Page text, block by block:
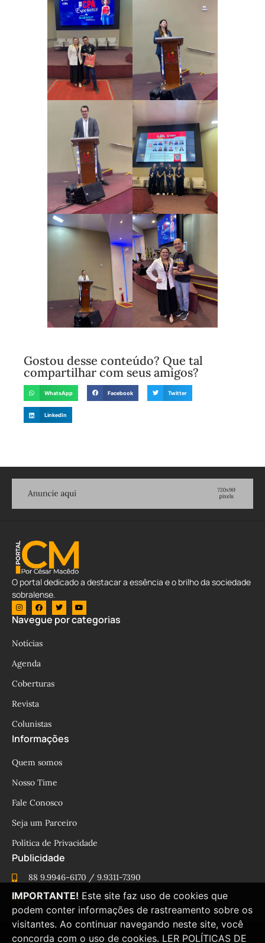
Gostou desse conteúdo? Que tal
compartilhar com seus amigos?
WhatsApp Facebook Twitter
LinkedIn
O portal dedicado a destacar a essência e o brilho da sociedade
sobralense.
Navegue por categorias
Notícias
Agenda
Coberturas
Revista
Colunistas
Informações
Quem somos
Nosso Time
Fale Conosco
Seja um Parceiro
Política de Privacidade
Publicidade
88 9.9946-6170 / 9.9311-7390
cesinhamacedo@yahoo.com.br
IMPORTANTE! Este site faz uso de cookies que
podem conter informações de rastreamento sobre os
visitantes. Ao continuar navegando neste site, você
concorda com o uso de cookies. LER POLÍTICAS DE